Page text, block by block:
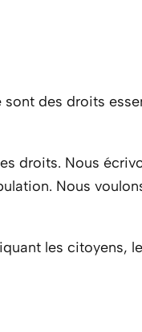
des droits
droits. Nous
Nous
les citoyens,